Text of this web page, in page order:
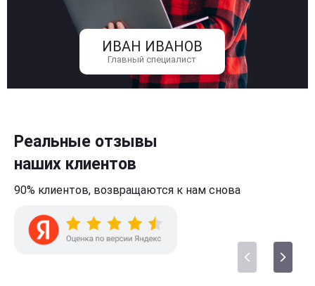
ИВАН ИВАНОВ
Главный специалист
Реальные отзывы
наших клиентов
90% клиентов, возвращаются к нам снова